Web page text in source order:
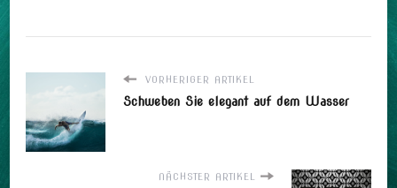
VORHERIGER ARTIKEL
Schweben Sie elegant auf dem Wasser
NÄCHSTER ARTIKEL